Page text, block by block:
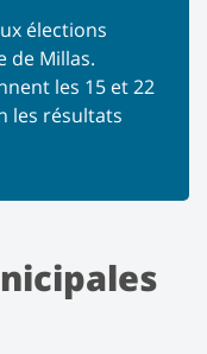
élections
de Millas.
les 15 et 22
les résultats